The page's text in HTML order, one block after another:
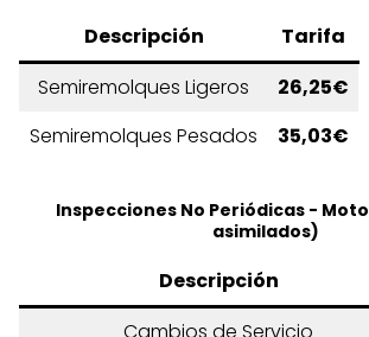
Descripción
Tarifa
Semiremolques Ligeros
26,25€
Semiremolques Pesados
35,03€
Inspecciones No Periódicas -
asimilados)
Descripción
Cambios de Servicio